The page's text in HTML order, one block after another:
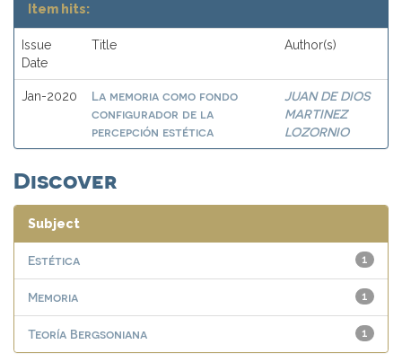
Item hits:
Issue
Date
Title Author(s)
Jan-2020
La memoria como fondo
configurador de la
percepción estética
JUAN DE DIOS
MARTINEZ
LOZORNIO
Discover
Subject
1
Estética
1
Memoria
1
Teoría Bergsoniana